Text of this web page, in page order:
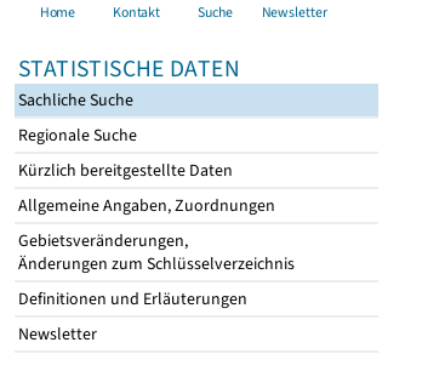
Home Kontakt Suche Newsletter
STATISTISCHE DATEN
Sachliche Suche
Regionale Suche
Kürzlich bereitgestellte Daten
Allgemeine Angaben, Zuordnungen
Gebietsveränderungen,
Änderungen zum Schlüsselverzeichnis
Definitionen und Erläuterungen
Newsletter